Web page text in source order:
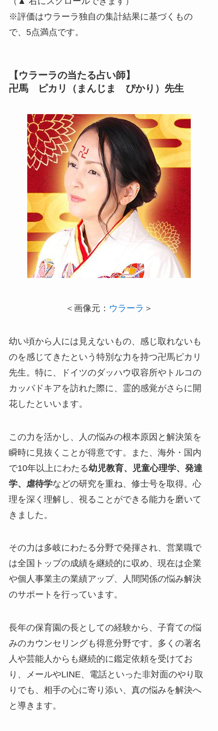
※評価はウラーラ独自の集計結果に基づくもの
で、5点満点です。
【ウラーラの当たる占い師】
卍馬 ピカリ（まんじま ぴかり）先生
＜画像元： ウラーラ ＞
幼い頃から人には見えないもの、感じ取れないも
のを感じてきたという特別な力を持つ卍馬ピカリ
先生。特に、ドイツのダッハウ収容所やトルコの
カッパドキアを訪れた際に、霊的感覚がさらに開
花したといいます。
この力を活かし、人の悩みの根本原因と解決策を
瞬時に見抜くことが得意です。また、海外・国内
で10年以上にわたる幼児教育、児童心理学、発達
学、虐待学などの研究を重ね、修士号を取得。心
理を深く理解し、視ることができる能力を磨いて
きました。
その力は多岐にわたる分野で発揮され、営業職で
は全国トップの成績を継続的に収め、現在は企業
や個人事業主の業績アップ、人間関係の悩み解決
のサポートを行っています。
長年の保育園の長としての経験から、子育ての悩
みのカウンセリングも得意分野です。多くの著名
人や芸能人からも継続的に鑑定依頼を受けてお
り、メールやLINE、電話といった非対面のやり取
りでも、相手の心に寄り添い、真の悩みを解決へ
と導きます。